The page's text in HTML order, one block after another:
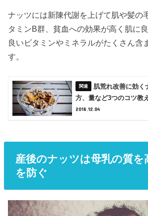
ナッツには新陳代謝を上げて肌や髪の
タミンB群、貧血への効果が高く肌に
良いビタミンやミネラルがたくさん含
す。
肌荒れ改善に効く
方、量など3つのコツ教
2018.12.04
産後のナッツは母乳の質を
を防ぐ